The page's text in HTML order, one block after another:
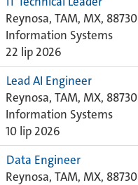
Reynosa, TAM, MX, 88730
Information Systems
22 lip 2026
Lead AI Engineer
Reynosa, TAM, MX, 88730
Information Systems
10 lip 2026
Data Engineer
Reynosa, TAM, MX, 88730